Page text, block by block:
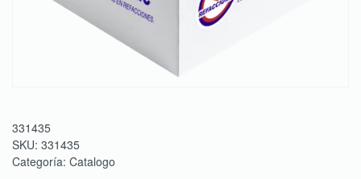
331435
SKU: 331435
Categoría: Catalogo